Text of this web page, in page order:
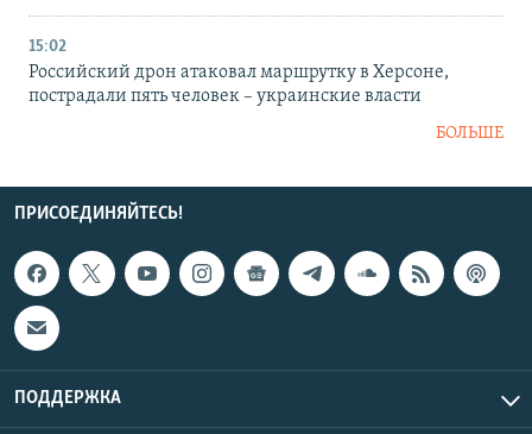
15:02
Российский дрон атаковал маршрутку в Херсоне,
пострадали пять человек – украинские власти
БОЛЬШЕ
ПРИСОЕДИНЯЙТЕСЬ!
ПОДДЕРЖКА